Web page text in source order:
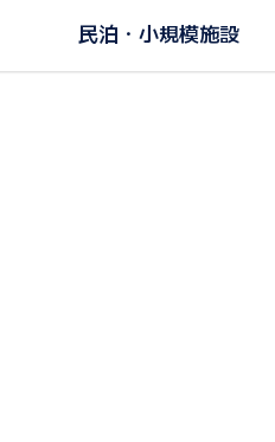
民泊・小規模施設